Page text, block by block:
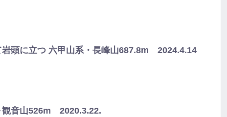
岩頭に立つ 六甲山系・長峰山687.8m 2024.4.14
音山526m 2020.3.22.